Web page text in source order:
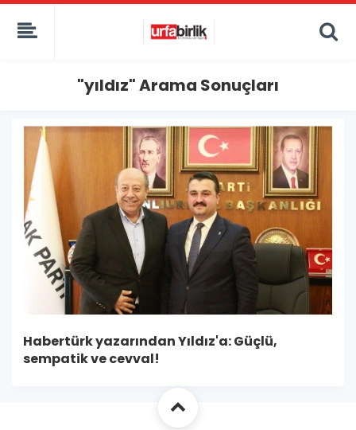
"yıldız" Arama Sonuçları
Habertürk yazarından Yıldız'a: Güçlü,
sempatik ve cevval!